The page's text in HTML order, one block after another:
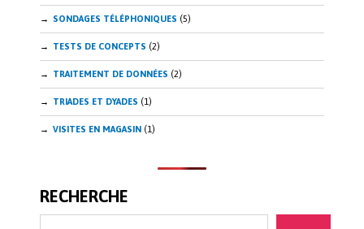
SONDAGES TÉLÉPHONIQUES (5)
TESTS DE CONCEPTS (2)
TRAITEMENT DE DONNÉES (2)
TRIADES ET DYADES (1)
VISITES EN MAGASIN (1)
RECHERCHE